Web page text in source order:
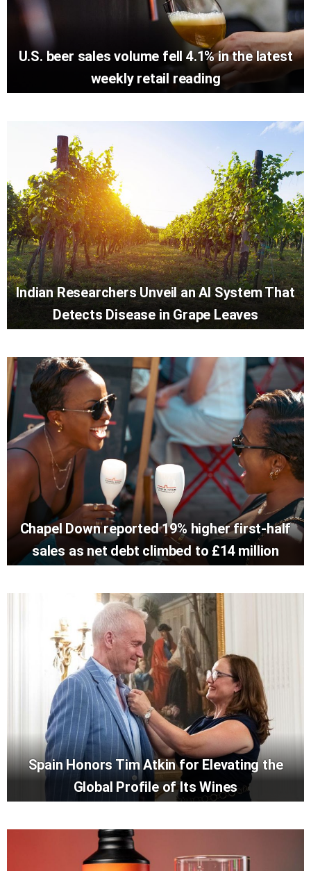
U.S. beer sales volume fell 4.1% in the latest
weekly retail reading
Indian Researchers Unveil an AI System That
Detects Disease in Grape Leaves
Chapel Down reported 19% higher first-half
sales as net debt climbed to £14 million
Spain Honors Tim Atkin for Elevating the
Global Profile of Its Wines